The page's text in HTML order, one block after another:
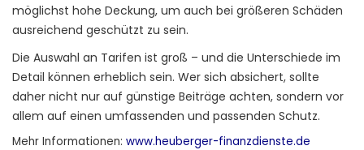
möglichst hohe Deckung, um auch bei größeren Schäden
ausreichend geschützt zu sein.
Die Auswahl an Tarifen ist groß – und die Unterschiede im
Detail können erheblich sein. Wer sich absichert, sollte
daher nicht nur auf günstige Beiträge achten, sondern vor
allem auf einen umfassenden und passenden Schutz.
Mehr Informationen: www.heuberger-finanzdienste.de